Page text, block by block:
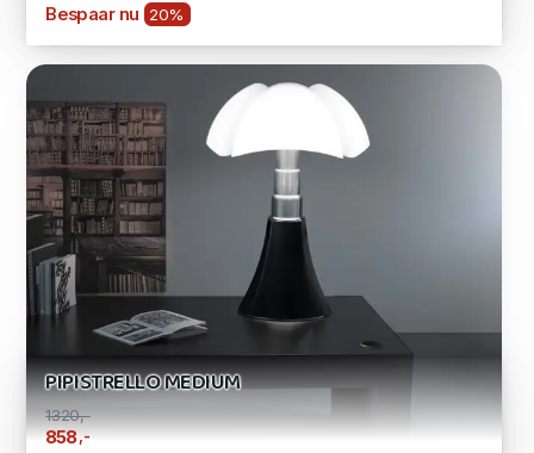
Bespaar nu 20%
PIPISTRELLO MEDIUM
1320,-
858,-